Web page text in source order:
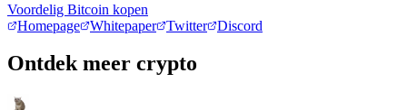
Voordelig Bitcoin kopen
Homepage
Whitepaper Twitter Discord
Ontdek meer crypto